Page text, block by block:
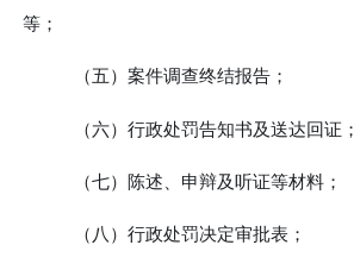
等；
（五） 案件调查终结报告；
（六） 行政处罚告知书及送达回证；
（七） 陈述、申辩及听证等材料；
（八） 行政处罚决定审批表；